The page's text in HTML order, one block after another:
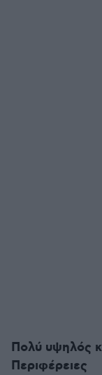
Πολύ υψηλός
Περιφέρειες